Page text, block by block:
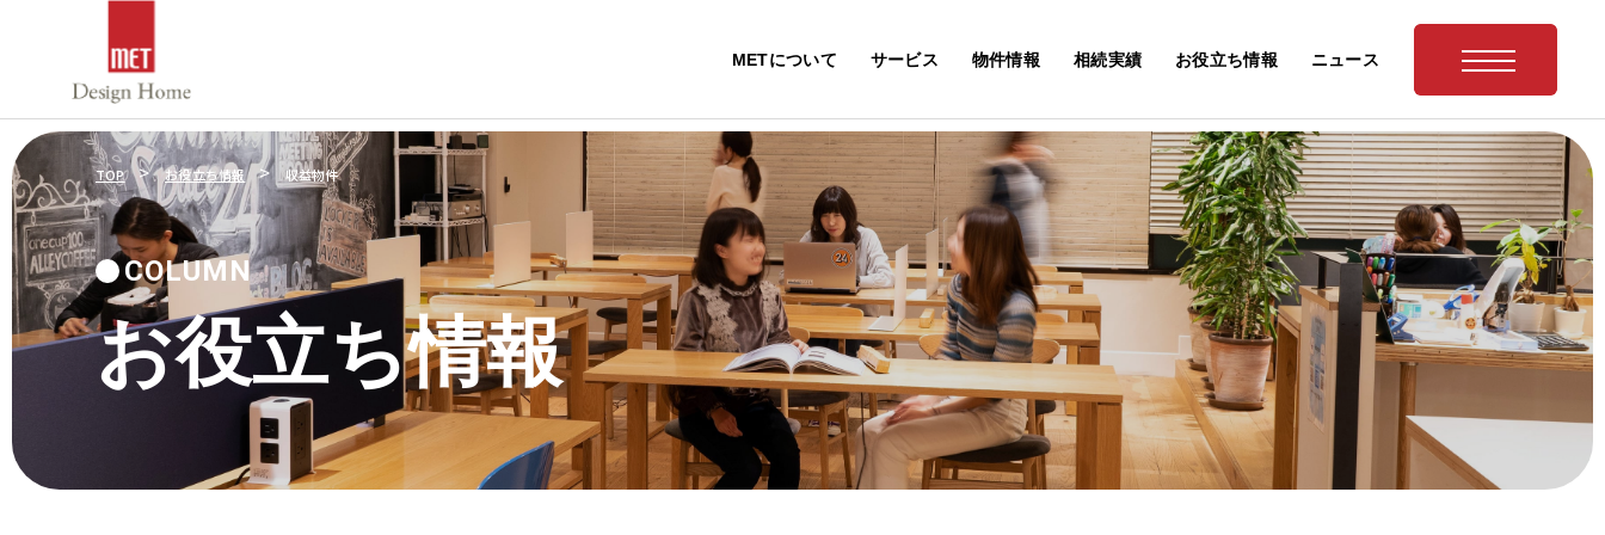
METについて サービス 物件情報 相続実績 お役立ち情報 ニュース
TOP > お役立ち情報 > 収益物件
COLUMN
お役立ち情報